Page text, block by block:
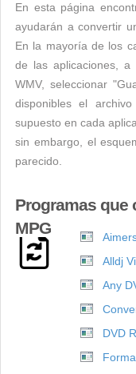
En esta página
ayudarán a convertir
En la mayoría de los
de las aplicaciones,
WMV, seleccionar
disponibles el
supuesto en cada
sin embargo, el
parecido.
Programas que
MPG
Alldj
Any
DVD